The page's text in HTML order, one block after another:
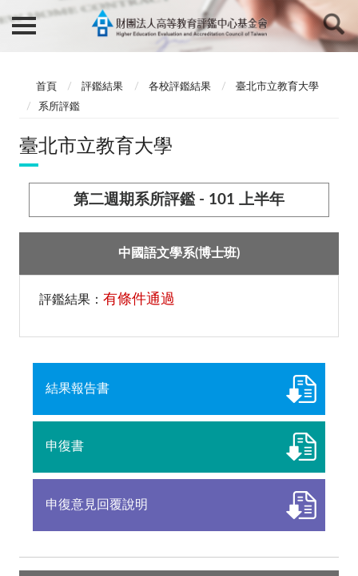
首頁 評鑑結果 各校評鑑結果
臺北市立教育大學
系所評鑑
臺北市立教育大學
第二週期系所評鑑 - 101 上半年
中國語文學系(博士班)
評鑑結果： 有條件通過
結果報告書
申復書
申復意見回覆說明